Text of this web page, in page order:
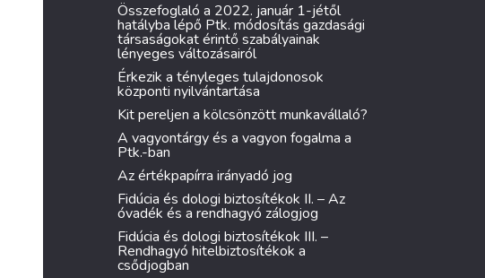
Összefoglaló a 2022. január 1-jétől
hatályba lépő Ptk. módosítás gazdasági
társaságokat érintő szabályainak
lényeges változásairól
Érkezik a tényleges tulajdonosok
központi nyilvántartása
Kit pereljen a kölcsönzött munkavállaló?
A vagyontárgy és a vagyon fogalma a
Ptk.-ban
Az értékpapírra irányadó jog
Fidúcia és dologi biztosítékok II. – Az
óvadék és a rendhagyó zálogjog
Fidúcia és dologi biztosítékok III. –
Rendhagyó hitelbiztosítékok a
csődjogban